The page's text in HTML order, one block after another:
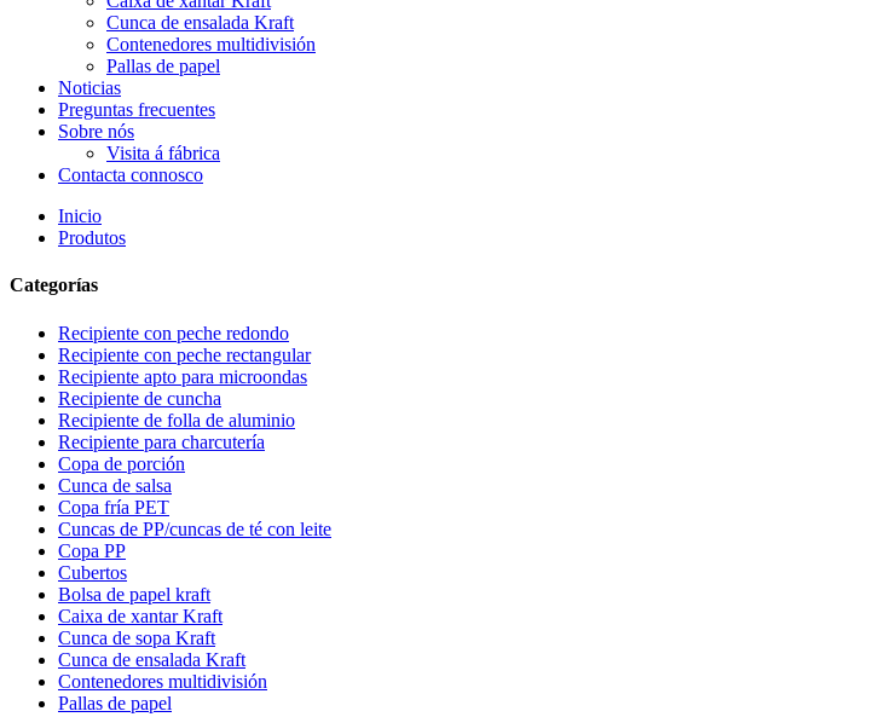
Cunca de ensalada Kraft
Contenedores multidivisión
Pallas de papel
Noticias
Preguntas frecuentes
Sobre nós
Visita á fábrica
Contacta connosco
Inicio
Produtos
Categorías
Recipiente con peche redondo
Recipiente con peche rectangular
Recipiente apto para microondas
Recipiente de cuncha
Recipiente de folla de aluminio
Recipiente para charcutería
Copa de porción
Cunca de salsa
Copa fría PET
Cuncas de PP/cuncas de té con leite
Copa PP
Cubertos
Bolsa de papel kraft
Caixa de xantar Kraft
Cunca de sopa Kraft
Cunca de ensalada Kraft
Contenedores multidivisión
Pallas de papel